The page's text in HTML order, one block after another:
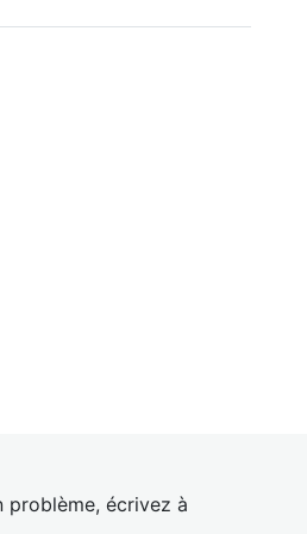
problème, écrivez à